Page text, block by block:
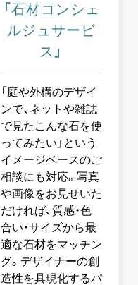
「石材コンシェ
ルジュサービ
ス」
「庭や外構のデザイ
ンで、ネットや雑誌
で見たこんな石を使
ってみたい」という
イメージベースのご
相談にも対応。写真
や画像をお見せいた
だければ、質感・色
合い・サイズから最
適な石材をマッチン
グ。デザイナーの創
造性を具現化するパ